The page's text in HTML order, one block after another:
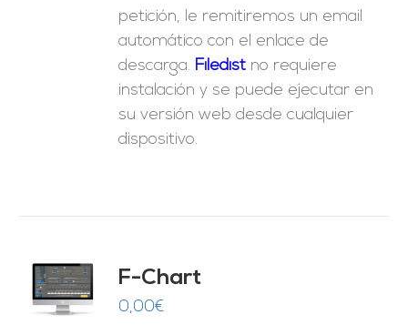
petición, le remitiremos un email
automático con el enlace de
descarga. Filedist no requiere
instalación y se puede ejecutar en
su versión web desde cualquier
dispositivo.
F-Chart
0,00€